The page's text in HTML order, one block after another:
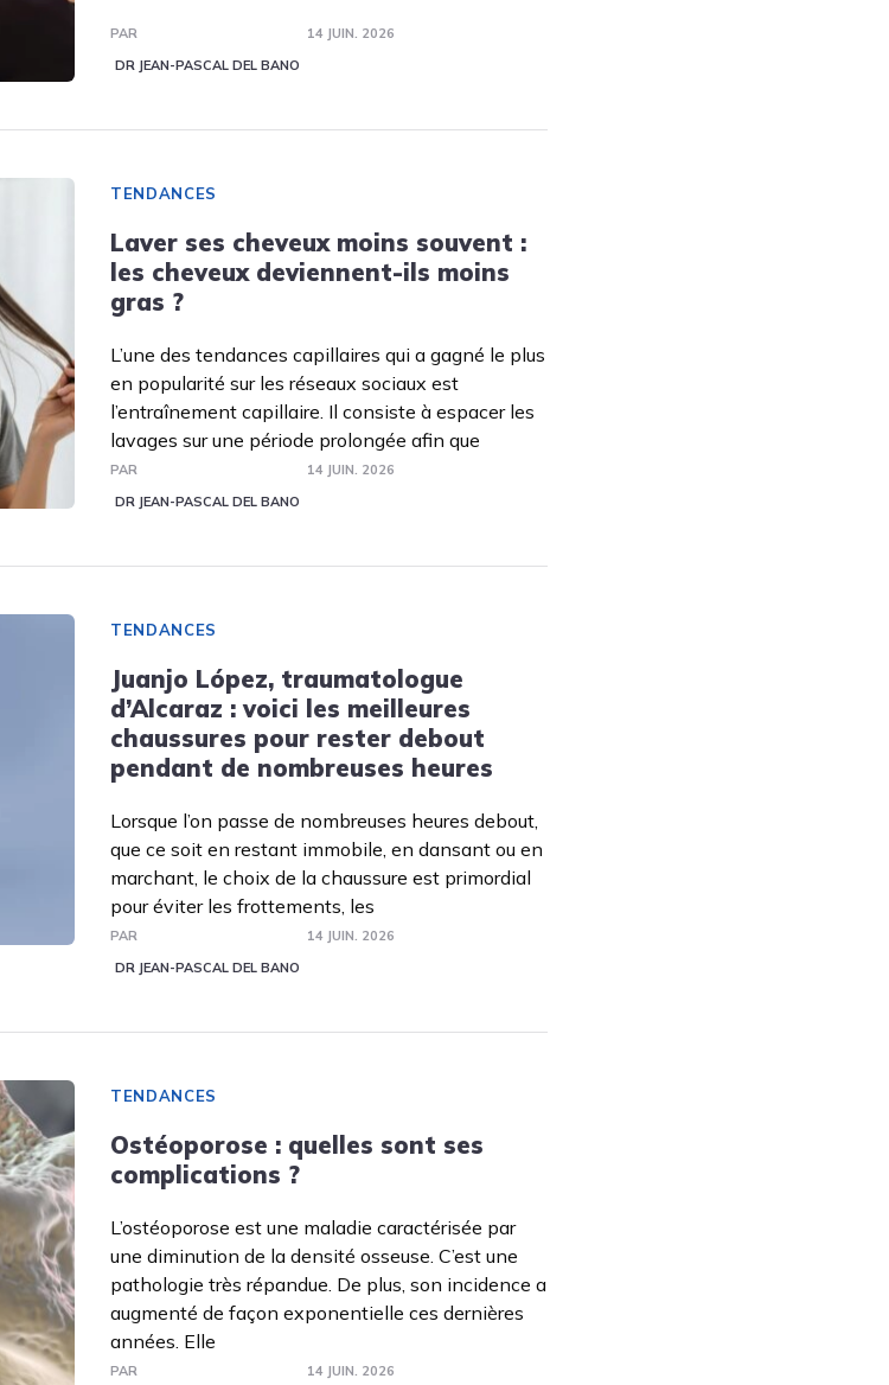
PAR
DR JEAN-PASCAL DEL BANO
14 JUIN. 2026
TENDANCES
Laver ses cheveux moins souvent :
les cheveux deviennent-ils moins
gras ?
L’une des tendances capillaires qui a gagné le plus
en popularité sur les réseaux sociaux est
l’entraînement capillaire. Il consiste à espacer les
lavages sur une période prolongée afin que
PAR
DR JEAN-PASCAL DEL BANO
14 JUIN. 2026
TENDANCES
Juanjo López, traumatologue
d’Alcaraz : voici les meilleures
chaussures pour rester debout
pendant de nombreuses heures
Lorsque l’on passe de nombreuses heures debout,
que ce soit en restant immobile, en dansant ou en
marchant, le choix de la chaussure est primordial
pour éviter les frottements, les
PAR
DR JEAN-PASCAL DEL BANO
14 JUIN. 2026
TENDANCES
Ostéoporose : quelles sont ses
complications ?
L’ostéoporose est une maladie caractérisée par
une diminution de la densité osseuse. C’est une
pathologie très répandue. De plus, son incidence a
augmenté de façon exponentielle ces dernières
années. Elle
PAR
14 JUIN. 2026